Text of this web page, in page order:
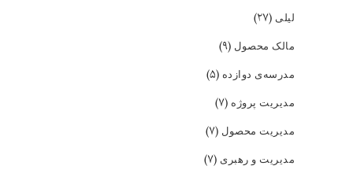
لیلی (۲۷)
مالک محصول (۹)
مدرسه‌ی دوازده (۵)
مدیریت پروژه (۷)
مدیریت محصول (۷)
مدیریت و رهبری (۷)